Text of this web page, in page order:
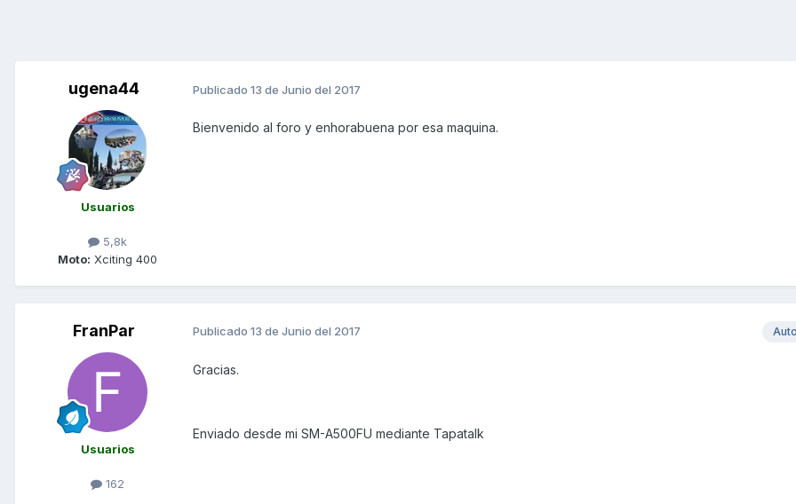
ugena44
Usuarios
5,8k
Moto: Xciting 400
Publicado 13 de Junio del 2017
Bienvenido al foro y enhorabuena por esa maquina.
FranPar
Usuarios
162
Publicado 13 de Junio del 2017
Gracias.
Enviado desde mi SM-A500FU mediante Tapatalk